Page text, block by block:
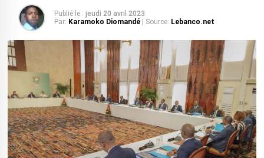
Publié le : jeudi 20 avril 2023
Par: Karamoko Diomandé | Source: Lebanco.net